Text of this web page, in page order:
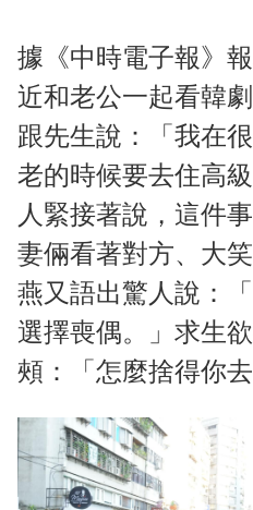
據《中時電子報》
近和老公一起看韓
跟先生說：「我在
老的時候要去住高
人緊接著說，這件
妻倆看著對方、大
燕又語出驚人說：
選擇喪偶。」求生
頰：「怎麼捨得你